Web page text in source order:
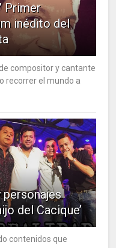
Primer
inédito del
compositor y cantante
recorrer el mundo a
del Cacique’
contenidos que